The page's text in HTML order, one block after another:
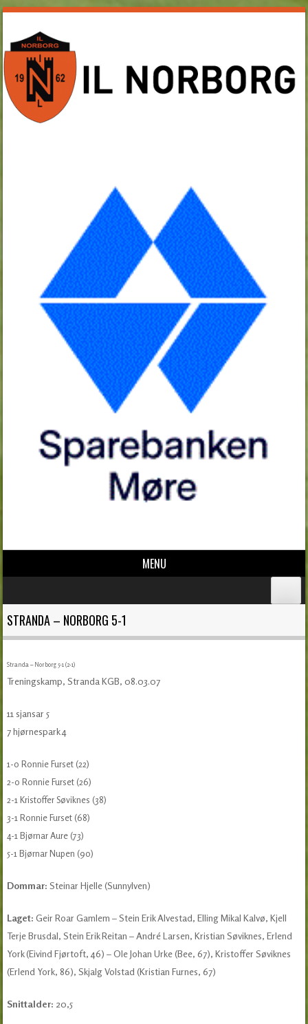
MENU
STRANDA – NORBORG 5-1
Stranda – Norborg 5-1 (2-1)
Treningskamp, Stranda KGB, 08.03.07
11 sjansar 5
7 hjørnespark 4
1-0 Ronnie Furset (22)
2-0 Ronnie Furset (26)
2-1 Kristoffer Søviknes (38)
3-1 Ronnie Furset (68)
4-1 Bjørnar Aure (73)
5-1 Bjørnar Nupen (90)
Dommar: Steinar Hjelle (Sunnylven)
Laget:Geir Roar Gamlem – Stein Erik Alvestad, Elling Mikal Kalvø, Kjell
Terje Brusdal, Stein Erik Reitan – André Larsen, Kristian Søviknes, Erlend
York (Eivind Fjørtoft, 46) – Ole Johan Urke (Bee, 67), Kristoffer Søviknes
(Erlend York, 86), Skjalg Volstad (Kristian Furnes, 67)
Snittalder: 20,5